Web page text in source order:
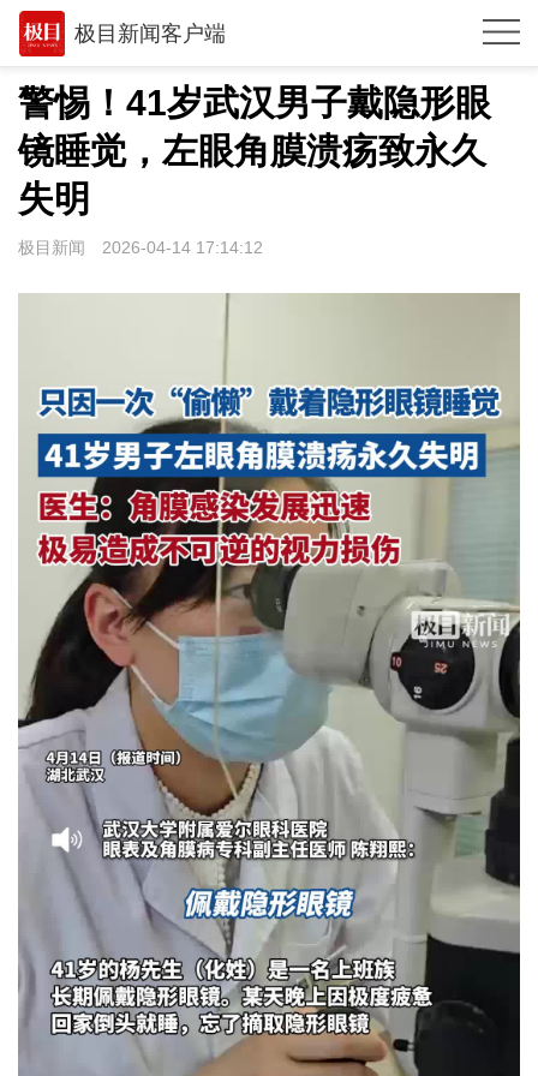
极目新闻客户端
推荐
观点
时政
湖北
环球
专题
极客圈
经济
城建
科教
健康
悠游
相亲
汽车
房产
创意
文化
警惕！41岁武汉男子戴隐形眼
镜睡觉，左眼角膜溃疡致永久
失明
极目新闻 2026-04-14 17:14:12